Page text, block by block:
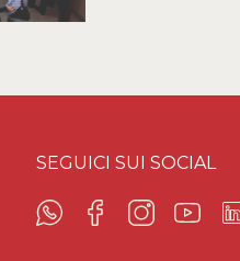
SEGUICI SUI SOCIAL